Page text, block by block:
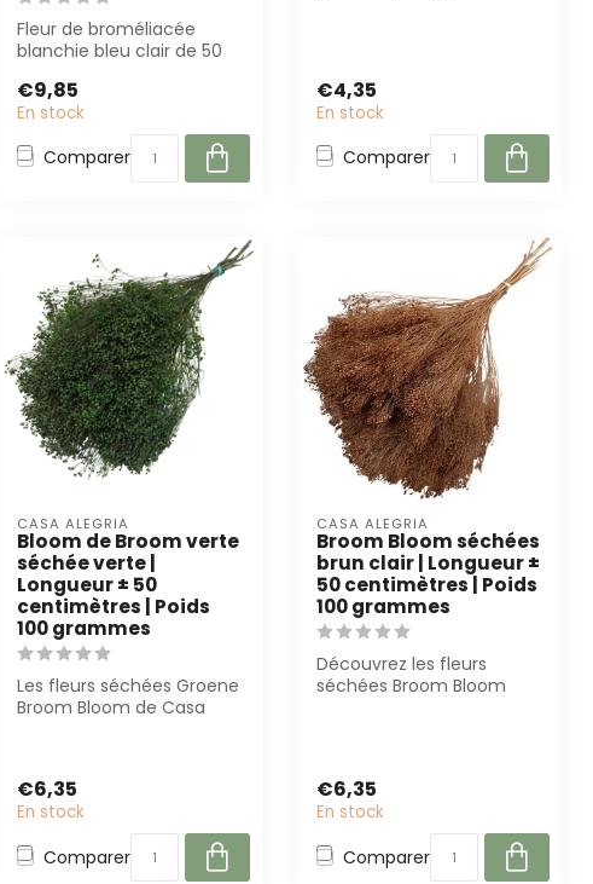
Fleur de broméliacée
blanchie bleu clair de 50
bouquets et...
€9,85
En stock
Comparer
€4,35
En stock
Comparer
CASA ALEGRIA
Bloom de Broom verte
séchée verte |
Longueur ± 50
centimètres | Poids
100 grammes
Les fleurs séchées Groene
Broom Bloom de Casa
€6,35
En stock
Comparer
CASA ALEGRIA
Broom Bloom séchées
brun clair | Longueur ±
50 centimètres | Poids
100 grammes
Découvrez les fleurs
séchées Broom Bloom
€6,35
En stock
Comparer